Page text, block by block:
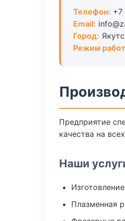
Телефон: +7
Email:
Город:
Режим
Предприятие
качества на
Наши
Плазменная